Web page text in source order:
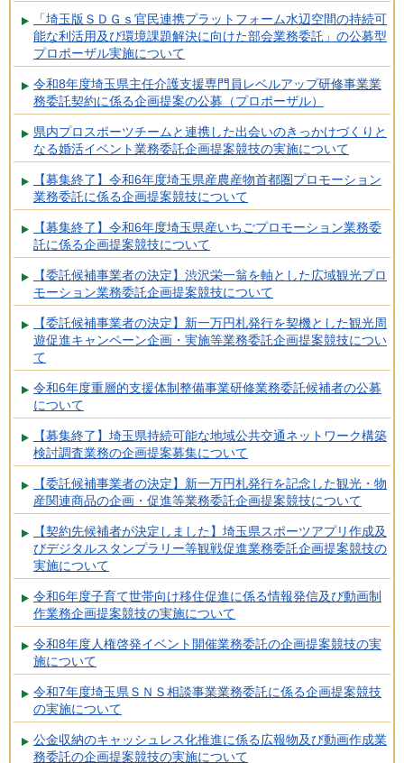
「埼玉版ＳＤＧｓ官民連携プラットフォーム水辺空間の持続可
能な利活用及び環境課題解決に向けた部会業務委託」の公募型
プロポーザル実施について
令和8年度埼玉県主任介護支援専門員レベルアップ研修事業業
務委託契約に係る企画提案の公募（プロポーザル）
県内プロスポーツチームと連携した出会いのきっかけづくりと
なる婚活イベント業務委託企画提案競技の実施について
【募集終了】令和6年度埼玉県産農産物首都圏プロモーション
業務委託に係る企画提案競技について
【募集終了】令和6年度埼玉県産いちごプロモーション業務委
託に係る企画提案競技について
【委託候補事業者の決定】渋沢栄一翁を軸とした広域観光プロ
モーション業務委託企画提案競技について
【委託候補事業者の決定】新一万円札発行を契機とした観光周
遊促進キャンペーン企画・実施等業務委託企画提案競技につい
て
令和6年度重層的支援体制整備事業研修業務委託候補者の公募
について
【募集終了】埼玉県持続可能な地域公共交通ネットワーク構築
検討調査業務の企画提案募集について
【委託候補事業者の決定】新一万円札発行を記念した観光・物
産関連商品の企画・促進等業務委託企画提案競技について
【契約先候補者が決定しました】埼玉県スポーツアプリ作成及
びデジタルスタンプラリー等観戦促進業務委託企画提案競技の
実施について
令和6年度子育て世帯向け移住促進に係る情報発信及び動画制
作業務企画提案競技の実施について
令和8年度人権啓発イベント開催業務委託の企画提案競技の実
施について
令和7年度埼玉県ＳＮＳ相談事業業務委託に係る企画提案競技
の実施について
公金収納のキャッシュレス化推進に係る広報物及び動画作成業
務委託の企画提案競技の実施について